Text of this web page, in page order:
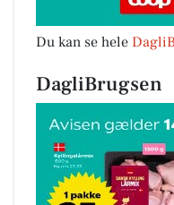
Du kan se hele
DagliBrugsen